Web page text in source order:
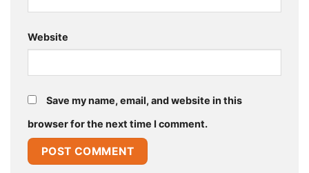
Website
Save my name, email, and website in this
browser for the next time I comment.